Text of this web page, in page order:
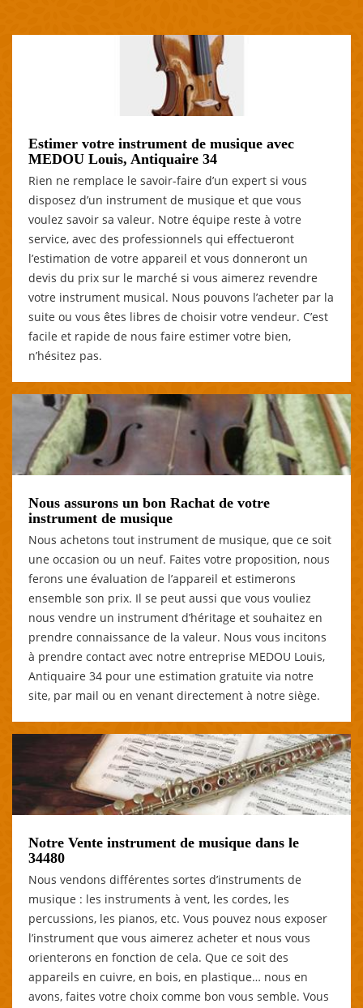
Estimer votre instrument de musique avec
MEDOU Louis, Antiquaire 34
Rien ne remplace le savoir-faire d’un expert si vous
disposez d’un instrument de musique et que vous
voulez savoir sa valeur. Notre équipe reste à votre
service, avec des professionnels qui effectueront
l’estimation de votre appareil et vous donneront un
devis du prix sur le marché si vous aimerez revendre
votre instrument musical. Nous pouvons l’acheter par la
suite ou vous êtes libres de choisir votre vendeur. C’est
facile et rapide de nous faire estimer votre bien,
n’hésitez pas.
Nous assurons un bon Rachat de votre
instrument de musique
Nous achetons tout instrument de musique, que ce soit
une occasion ou un neuf. Faites votre proposition, nous
ferons une évaluation de l’appareil et estimerons
ensemble son prix. Il se peut aussi que vous vouliez
nous vendre un instrument d’héritage et souhaitez en
prendre connaissance de la valeur. Nous vous incitons
à prendre contact avec notre entreprise MEDOU Louis,
Antiquaire 34 pour une estimation gratuite via notre
site, par mail ou en venant directement à notre siège.
Notre Vente instrument de musique dans le
34480
Nous vendons différentes sortes d’instruments de
musique : les instruments à vent, les cordes, les
percussions, les pianos, etc. Vous pouvez nous exposer
l’instrument que vous aimerez acheter et nous vous
orienterons en fonction de cela. Que ce soit des
appareils en cuivre, en bois, en plastique… nous en
avons, faites votre choix comme bon vous semble. Vous